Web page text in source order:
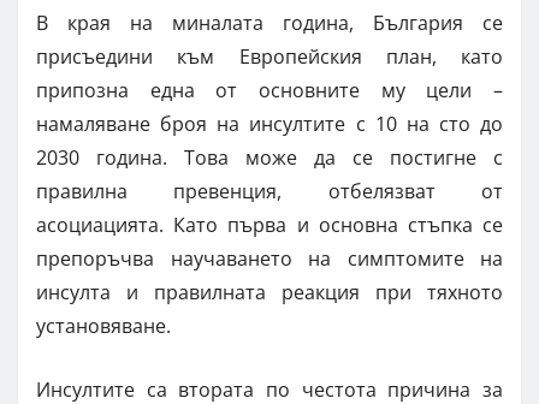
В края на миналата година, България се
присъедини към Европейския план, като
припозна една от основните му цели –
намаляване броя на инсултите с 10 на сто до
2030 година. Това може да се постигне с
правилна превенция, отбелязват от
асоциацията. Като първа и основна стъпка се
препоръчва научаването на симптомите на
инсулта и правилната реакция при тяхното
установяване.
Инсултите са втората по честота причина за